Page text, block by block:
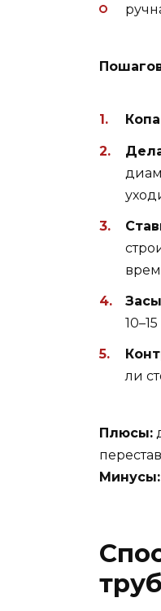
ли
Плюсы:
Минусы:
труб